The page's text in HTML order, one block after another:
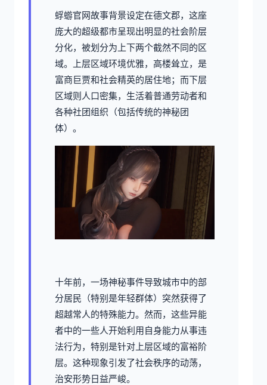
蜉蝣官网故事背景设定在德文郡，这座
庞大的超级都市呈现出明显的社会阶层
分化，被划分为上下两个截然不同的区
域。上层区域环境优雅，高楼耸立，是
富商巨贾和社会精英的居住地；而下层
区域则人口密集，生活着普通劳动者和
各种社团组织（包括传统的神秘团
体）。
十年前，一场神秘事件导致城市中的部
分居民（特别是年轻群体）突然获得了
超越常人的特殊能力。然而，这些异能
者中的一些人开始利用自身能力从事违
法行为，特别是针对上层区域的富裕阶
层。这种现象引发了社会秩序的动荡，
治安形势日益严峻。